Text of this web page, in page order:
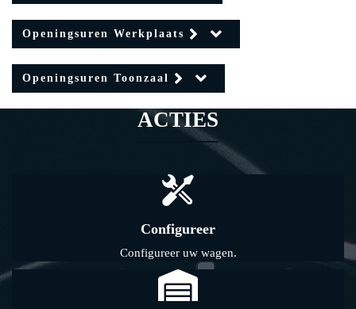
Openingsuren Werkplaats
Openingsuren Toonzaal
ACTIES
Configureer
Configureer uw wagen.